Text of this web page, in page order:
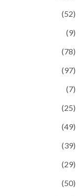
(52)
(9)
(78)
(97)
(7)
(25)
(49)
(39)
(29)
(50)